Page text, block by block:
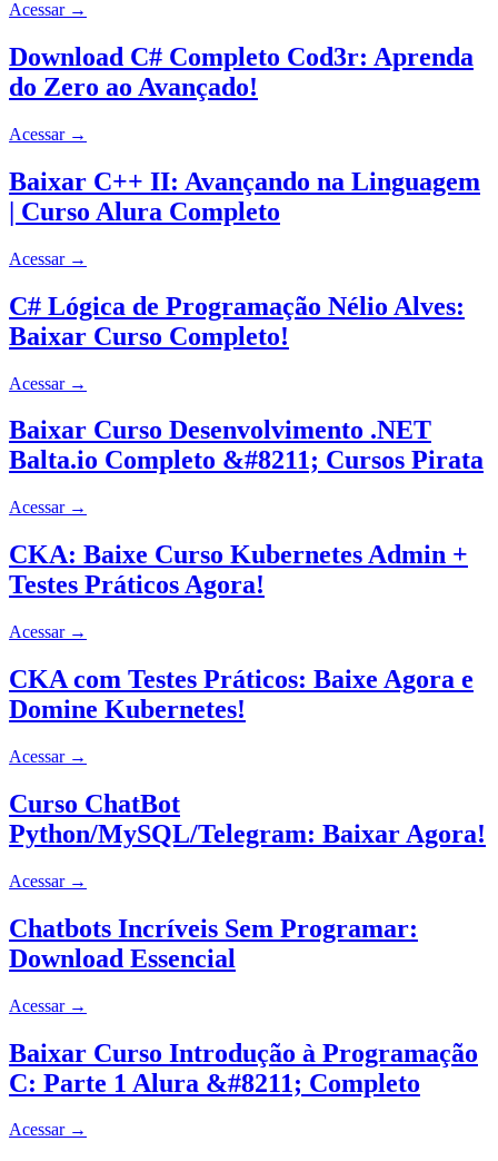
Acessar →
Download C# Completo Cod3r: Aprenda
do Zero ao Avançado!
Acessar →
Baixar C++ II: Avançando na Linguagem
| Curso Alura Completo
Acessar →
C# Lógica de Programação Nélio Alves:
Baixar Curso Completo!
Acessar →
Baixar Curso Desenvolvimento .NET
Balta.io Completo &#8211; Cursos Pirata
Acessar →
CKA: Baixe Curso Kubernetes Admin +
Testes Práticos Agora!
Acessar →
CKA com Testes Práticos: Baixe Agora e
Domine Kubernetes!
Acessar →
Curso ChatBot
Python/MySQL/Telegram: Baixar Agora!
Acessar →
Chatbots Incríveis Sem Programar:
Download Essencial
Acessar →
Baixar Curso Introdução à Programação
C: Parte 1 Alura &#8211; Completo
Acessar →